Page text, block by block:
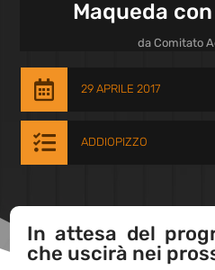
Maqueda
da Comitato
 29 APRILE 2017
 ADDIOPIZZO
In attesa del
che uscirà nei